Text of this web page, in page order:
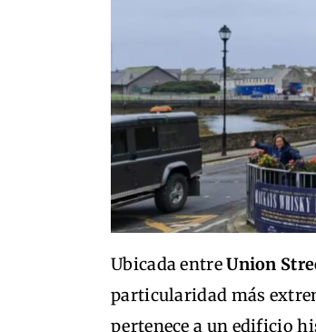
Ubicada entreUnion
particularidad más
pertenece a un edificio